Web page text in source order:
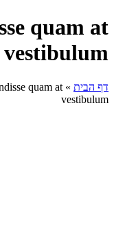
quam at
vestibulum
דף הבית »
quam at
vestibulum